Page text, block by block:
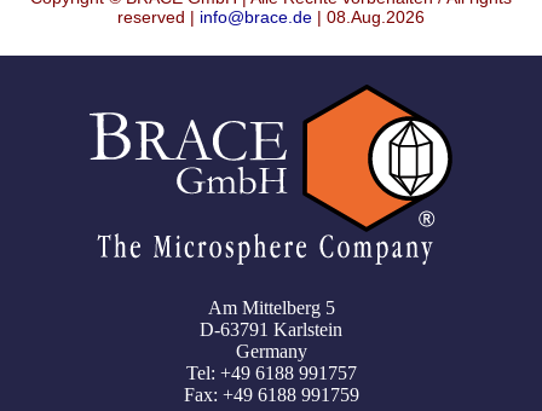
reserved | info@brace.de | 08.Aug.2026
Am Mittelberg 5
D-63791 Karlstein
Germany
Tel: +49 6188 991757
Fax: +49 6188 991759